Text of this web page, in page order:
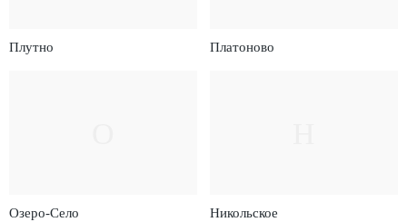
Плутно Платоново
Озеро-Село Никольское